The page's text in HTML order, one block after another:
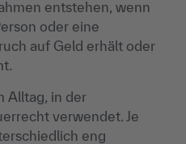
entstehen, wenn
oder eine
auf Geld erhält oder
Alltag, in der
verwendet. Je
eng